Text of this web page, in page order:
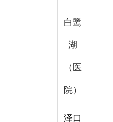
白鹭
湖
（医
院）
泽口